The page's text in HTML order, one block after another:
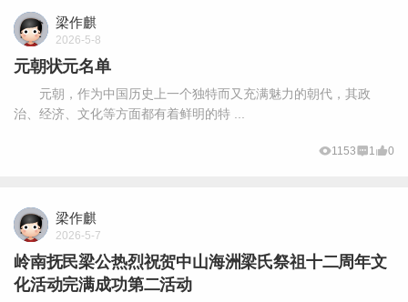
梁作麒
2026-5-8
元朝状元名单
元朝，作为中国历史上一个独特而又充满魅力的朝代，其政
治、经济、文化等方面都有着鲜明的特 ...
1153 1 0
梁作麒
2026-5-7
岭南抚民梁公热烈祝贺中山海洲梁氏祭祖十二周年文
化活动完满成功第二活动